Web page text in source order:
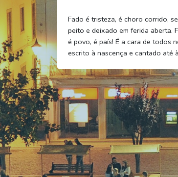
Fado é tristeza, é choro corrido,
peito e deixado em ferida aberta.
é povo, é país! É a cara de todos
escrito à nascença e cantado até